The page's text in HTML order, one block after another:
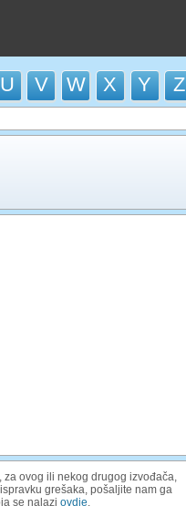
U V W X Y Z
za ovog ili nekog drugog izvođača,
grešaka, pošaljite nam ga
se nalazi ovdje.